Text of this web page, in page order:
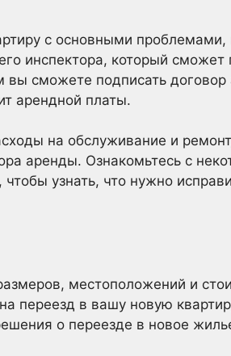
с основными проблемами,
инспектора, который сможет
сможете подписать
арендной платы.
на обслуживание и
аренды. Ознакомьтесь с
узнать, что нужно
местоположений и
переезд в вашу новую
о переезде в новое